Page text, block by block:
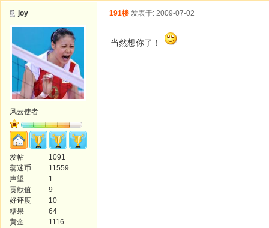
joy
风云使者
发帖
1091
蕊迷币
11559
声望
1
贡献值
9
好评度
10
糖果
64
黄金
1116
191楼 发表于: 2009-07-02
当然想你了！